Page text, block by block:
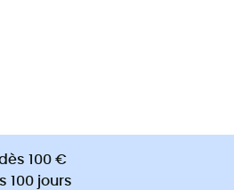
100 €
100 jours